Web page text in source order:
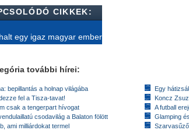
CIKKEK:
egy igaz magyar ember
további hírei:
bepillantás a holnap világába
fel a Tisza-tavat!
csak a tengerpart hívogat
csodavilág a Balaton fölött
ami milliárdokat termel
Egy
Koncz
A futball
Glamping